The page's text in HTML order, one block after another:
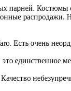
парней.
Есть очень
единственное